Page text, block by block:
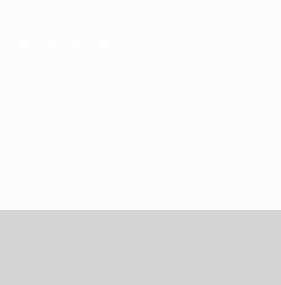
com fácil acesso a